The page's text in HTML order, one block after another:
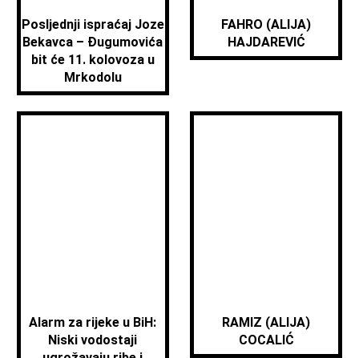
Posljednji ispraćaj Joze
Bekavca – Đugumovića
bit će 11. kolovoza u
Mrkodolu
FAHRO (ALIJA)
HAJDAREVIĆ
Alarm za rijeke u BiH:
Niski vodostaji
RAMIZ (ALIJA)
COCALIĆ